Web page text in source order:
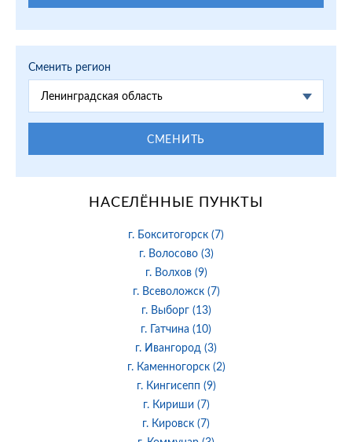
Сменить регион
Ленинградская область
СМЕНИТЬ
НАСЕЛЁННЫЕ ПУНКТЫ
г. Бокситогорск (7)
г. Волосово (3)
г. Волхов (9)
г. Всеволожск (7)
г. Выборг (13)
г. Гатчина (10)
г. Ивангород (3)
г. Каменногорск (2)
г. Кингисепп (9)
г. Кириши (7)
г. Кировск (7)